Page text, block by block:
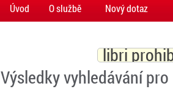
Úvod O službě Nový dotaz
Výsledky vyhledávání pro